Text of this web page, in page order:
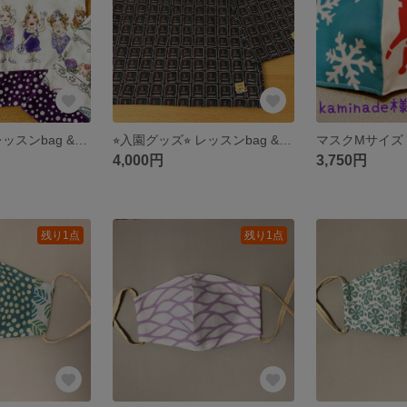
4,000円
マスクMサイズ
3,750円
残り1点 残り1点